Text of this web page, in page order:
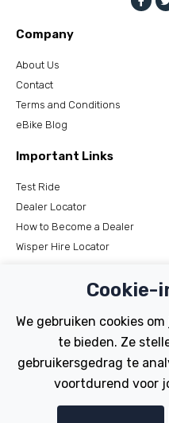
Company
About Us
Contact
Terms and Conditions
eBike Blog
Important Links
Test Ride
Dealer Locator
How to Become a Dealer
Wisper Hire Locator
FAQs
Tutorials
Cookie-
We gebruiken cookies
te bieden. Ze
gebruikersgedrag te
voortdurend voor